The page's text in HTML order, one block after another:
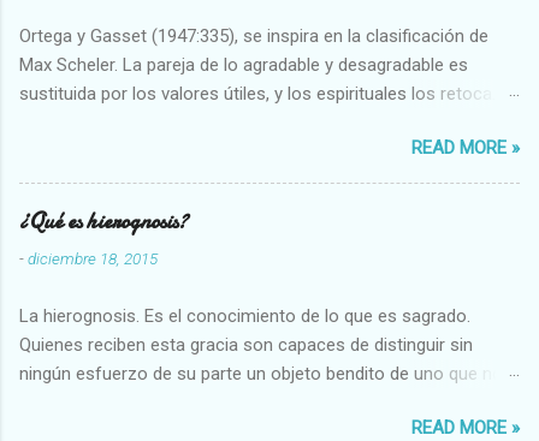
Ortega y Gasset (1947:335), se inspira en la clasificación de
Max Scheler. La pareja de lo agradable y desagradable es
sustituida por los valores útiles, y los espirituales los retoca.
Abundante-Escaso,etc 2 VITALES Sano-Enfermo Selecto-
Vulgar Enérgico-Inerte Fuerte-Débil,etc. 3 ESPIRITUALES a)
Intelectuales Conocimiento-Error Exacto-Aproximado
Evidente-Probable,etc b) Morales Bueno-malo Bondadoso-
malvado Justo-Injusto Escrupuloso-Relajado Leal-Desleal,etc.
Armonioso-Inarmonioso 4 RELIGIOSOS Santo-Pr...
READ MORE »
¿Qué es hierognosis?
-diciembre 18, 2015
La hierognosis. Es el conocimiento de lo que es sagrado.
Quienes reciben esta gracia son capaces de distinguir sin
ningún esfuerzo de su parte un objeto bendito de uno que no
READ MORE »